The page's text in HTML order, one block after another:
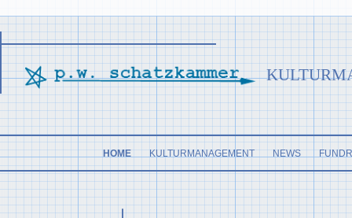
HOME KULTURMANAGEMENT NEWS